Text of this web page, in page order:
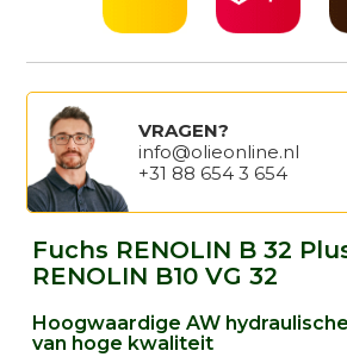
VRAGEN?
info@olieonline.nl
+31 88 654 3 654
Fuchs RENOLIN B 32
RENOLIN B10 VG 32
Hoogwaardige AW
van hoge kwaliteit